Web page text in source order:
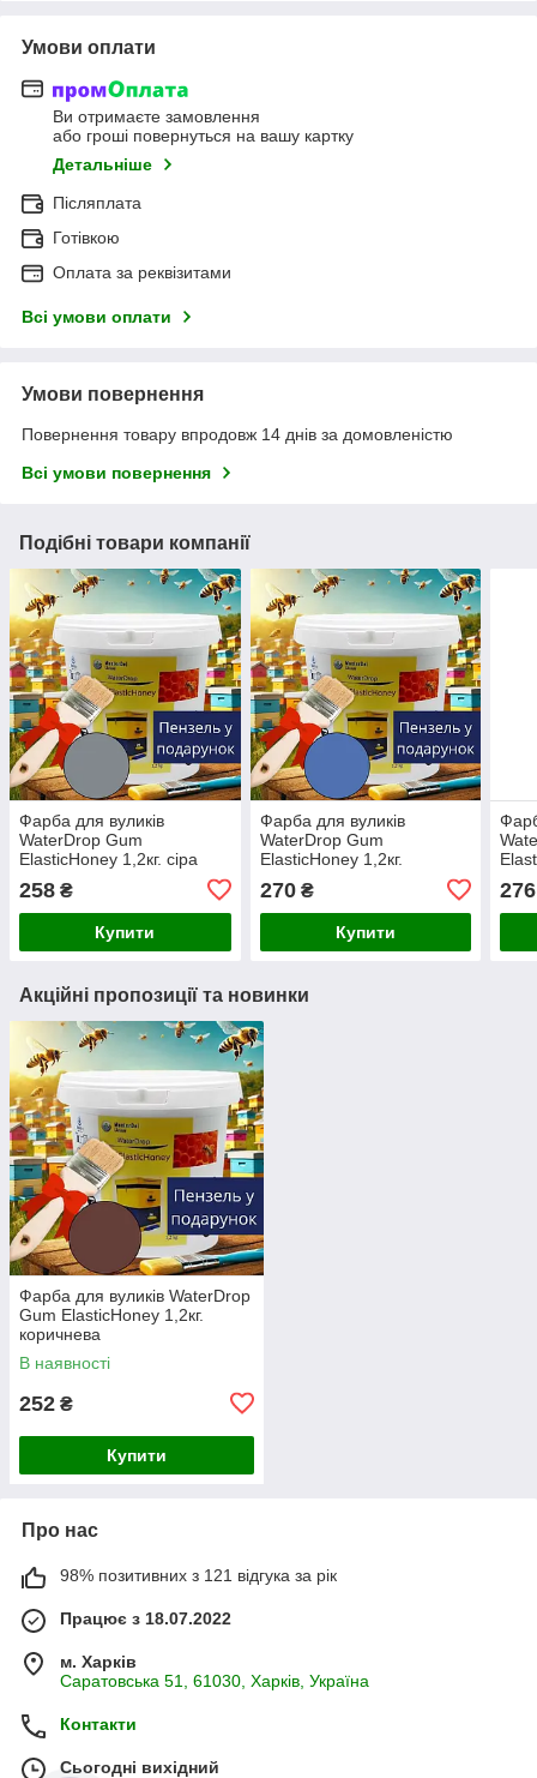
Умови оплати
Ви отримаєте замовлення
або гроші повернуться на вашу картку
Детальніше
Післяплата
Готівкою
Оплата за реквізитами
Всі умови оплати
Умови повернення
Повернення товару впродовж 14 днів за домовленістю
Всі умови повернення
Подібні товари компанії
Фарба для вуликів
WaterDrop Gum
ElasticHoney 1,2кг. сіра
258 ₴
Купити
Фарба для вуликів
WaterDrop Gum
ElasticHoney 1,2кг.
270₴
Купити
276
Акційні пропозиції та новинки
Фарба для вуликів WaterDrop
Gum ElasticHoney 1,2кг.
коричнева
В наявності
252 ₴
Купити
Про нас
98% позитивних з 121 відгука за рік
Працює з 18.07.2022
м. Харків
Саратовська 51, 61030, Харків, Україна
Контакти
Сьогодні вихідний